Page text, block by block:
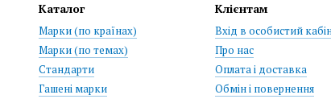
Каталог
Марки (по країнах)
Марки (по темах)
Стандарти
Гашені марки
Клієнтам
Вхід в особистий
Про нас
Оплата і доставка
Обмін і повернення